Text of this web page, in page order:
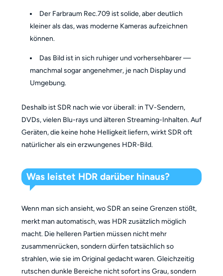
Der Farbraum Rec.709 ist solide, aber deutlich
kleiner als das, was moderne Kameras aufzeichnen
können.
Das Bild ist in sich ruhiger und vorhersehbarer —
manchmal sogar angenehmer, je nach Display und
Umgebung.
Deshalb ist SDR nach wie vor überall: in TV-Sendern,
DVDs, vielen Blu-rays und älteren Streaming-Inhalten. Auf
Geräten, die keine hohe Helligkeit liefern, wirkt SDR oft
natürlicher als ein erzwungenes HDR-Bild.
Was leistet HDR darüber hinaus?
Wenn man sich ansieht, wo SDR an seine Grenzen stößt,
merkt man automatisch, was HDR zusätzlich möglich
macht. Die helleren Partien müssen nicht mehr
zusammenrücken, sondern dürfen tatsächlich so
strahlen, wie sie im Original gedacht waren. Gleichzeitig
rutschen dunkle Bereiche nicht sofort ins Grau, sondern